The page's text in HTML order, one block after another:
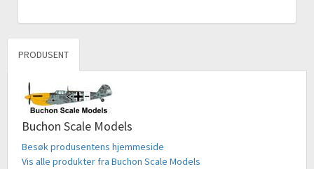
PRODUSENT
Buchon Scale Models
Besøk produsentens hjemmeside
Vis alle produkter fra Buchon Scale Models